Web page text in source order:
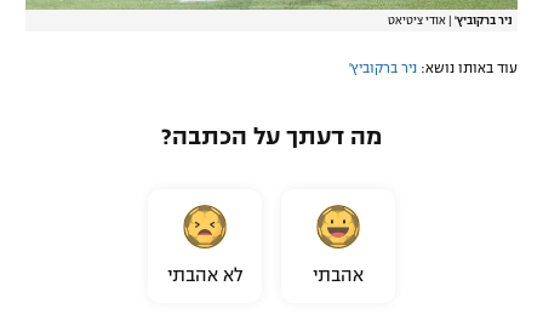
ניר ברקוביץ' אודי ציטיאט
עוד באותו נושא: ניר ברקוביץ'
מה דעתך על הכתבה?
אהבתי לא אהבתי